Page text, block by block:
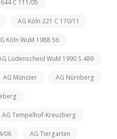
C 111/05
AG Köln 221 C 170/11
Köln WuM 1988 56
Lüdenscheid WuM 1990 S.489
AG Münster AG Nürnberg
AG Tempelhof-Kreuzberg
06 AG Tiergarten